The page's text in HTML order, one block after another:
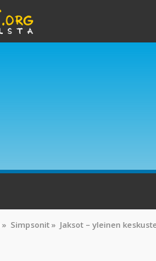
» Simpsonit» Jaksot – yleinen